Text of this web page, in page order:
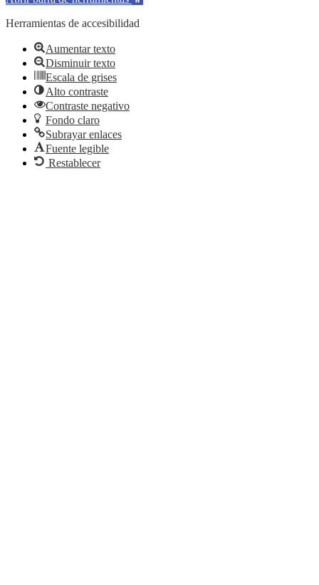
Herramientas de accesibilidad
Aumentar texto
Disminuir texto
Escala de grises
Alto contraste
Contraste negativo
Fondo claro
Subrayar enlaces
Fuente legible
Restablecer